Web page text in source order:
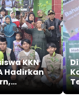
KKN
Hadirkan